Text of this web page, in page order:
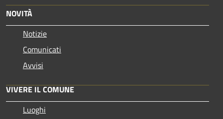
NOVITÀ
Notizie
Comunicati
Avvisi
VIVERE IL COMUNE
Luoghi